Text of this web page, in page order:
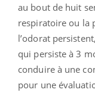
au bout de huit
respiratoire ou la
l’odorat
qui persiste à 3
conduire à une
pour une